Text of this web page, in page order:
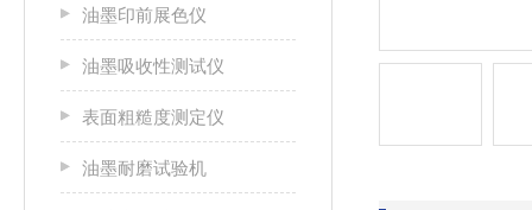
油墨印前展色仪
油墨吸收性测试仪
表面粗糙度测定仪
油墨耐磨试验机